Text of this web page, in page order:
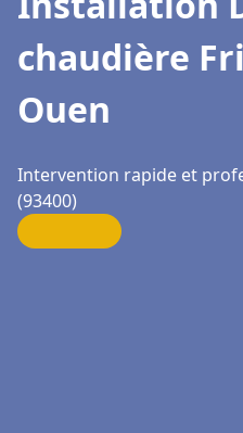
chaudière
Ouen
Intervention rapide et
(93400)